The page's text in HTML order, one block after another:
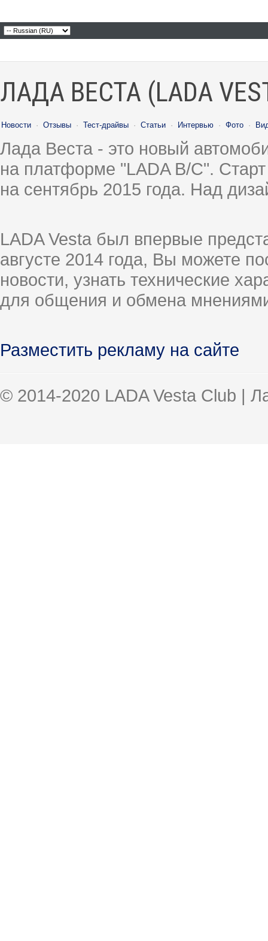
ЛАДА ВЕСТА (LADA
Новости · Отзывы · Тест-драйвы · Статьи · Интервью · Фото ·
Лада Веста - это новый
на платформе "LADA B/C".
на сентябрь 2015 года. Над
LADA Vesta был впервые
августе 2014 года, Вы можете
новости, узнать технические
для общения и обмена
Разместить рекламу на сайте
© 2014-2020 LADA Vesta Club |